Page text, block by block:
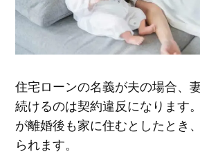
住宅ローンの名義が夫の場合、
続けるのは契約違反になります
が離婚後も家に住むとしたとき
られます。